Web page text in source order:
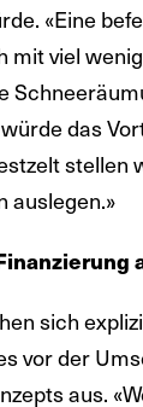
«Eine
mit viel
das
stellen
auslegen.»
sich
vor der
aus.